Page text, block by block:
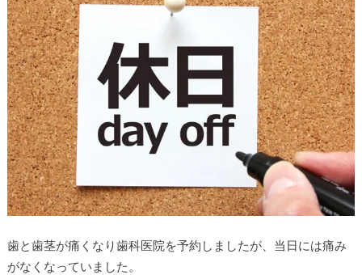
歯と歯茎が痛くなり歯科医院を予約しましたが、当日には痛み
がなくなっていました。